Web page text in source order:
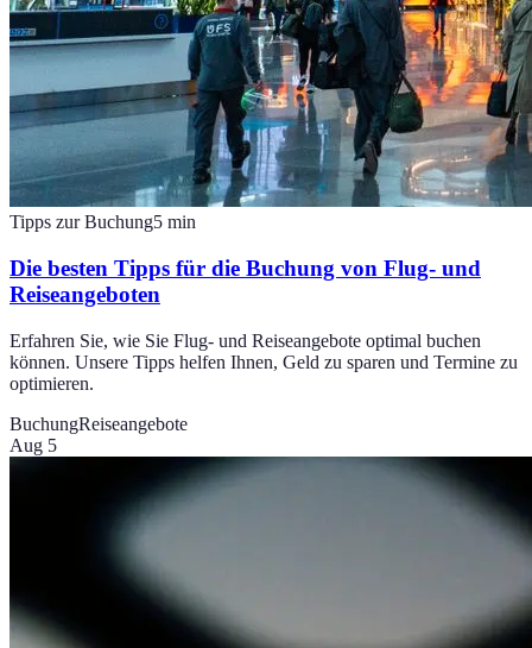
Tipps zur Buchung5 min
Die besten Tipps für die Buchung von Flug- und
Reiseangeboten
Erfahren Sie, wie Sie Flug- und Reiseangebote optimal buchen
können. Unsere Tipps helfen Ihnen, Geld zu sparen und Termine zu
optimieren.
BuchungReiseangebote
Aug 5